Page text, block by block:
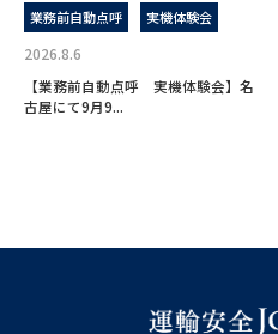
業務前自動点呼 実機体験会
2026.8.6
【業務前自動点呼 実機体験会】名
古屋にて9月9...